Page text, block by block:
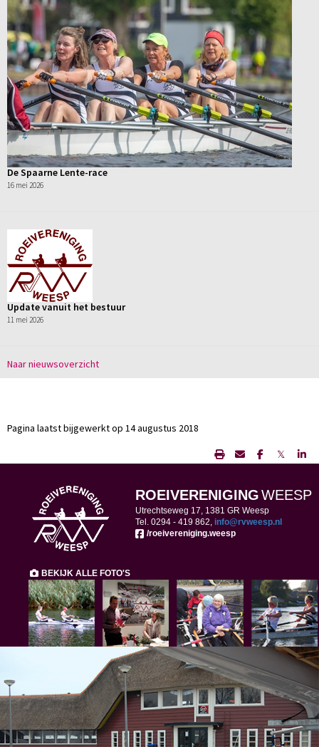
De Spaarne Lente-race
16 mei 2026
Update vanuit het bestuur
11 mei 2026
Naar nieuwsoverzicht
Pagina laatst bijgewerkt op 14 augustus 2018
𝕏
ROEIVERENIGINGWEESP
Utrechtseweg 17, 1381 GR Weesp
Tel. 0294 - 419 862, ofni@rvweesp.nl
/roeivereniging.weesp
BEKIJK ALLE FOTO'S